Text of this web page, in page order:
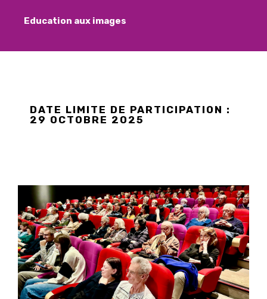
Education aux images
DATE LIMITE DE PARTICIPATION :
29 OCTOBRE 2025